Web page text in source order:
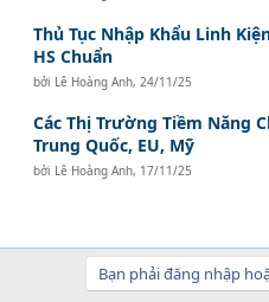
Thủ Tục Nhập Khẩu Linh
HS Chuẩn
bởi Lê Hoàng Anh, 24/11/25
Các Thị Trường Tiềm Năng
Trung Quốc, EU, Mỹ
bởi Lê Hoàng Anh, 17/11/25
Bạn phải đăng nhập